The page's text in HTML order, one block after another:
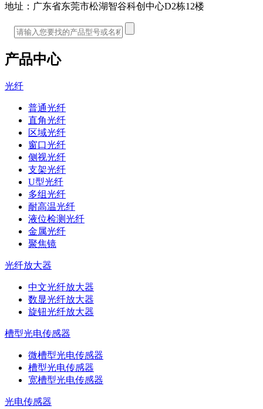
地址： 广东省东莞市松湖智谷科创中心D2栋12楼
产品中心
光纤
普通光纤
直角光纤
区域光纤
窗口光纤
侧视光纤
支架光纤
U型光纤
多组光纤
耐高温光纤
液位检测光纤
金属光纤
聚焦镜
光纤放大器
中文光纤放大器
数显光纤放大器
旋钮光纤放大器
槽型光电传感器
微槽型光电传感器
槽型光电传感器
宽槽型光电传感器
光电传感器